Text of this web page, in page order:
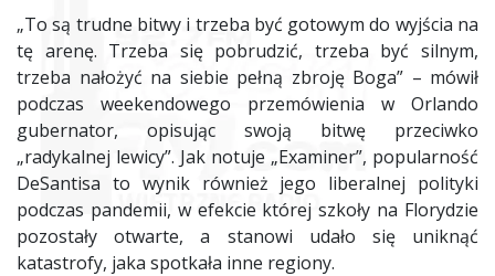
„To są trudne bitwy i trzeba być gotowym do wyjścia na
tę arenę. Trzeba się pobrudzić, trzeba być silnym,
trzeba nałożyć na siebie pełną zbroję Boga” – mówił
podczas weekendowego przemówienia w Orlando
gubernator, opisując swoją bitwę przeciwko
„radykalnej lewicy”. Jak notuje „Examiner”, popularność
DeSantisa to wynik również jego liberalnej polityki
podczas pandemii, w efekcie której szkoły na Florydzie
pozostały otwarte, a stanowi udało się uniknąć
katastrofy, jaka spotkała inne regiony.